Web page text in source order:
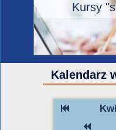
Kursy
Kalendarz